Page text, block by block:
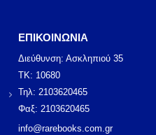
ΕΠΙΚΟΙΝΩΝΙΑ
Διεύθυνση: Ασκληπιού 35
ΤΚ: 10680
Τηλ: 2103620465
Φαξ: 2103620465
info@rarebooks.com.gr